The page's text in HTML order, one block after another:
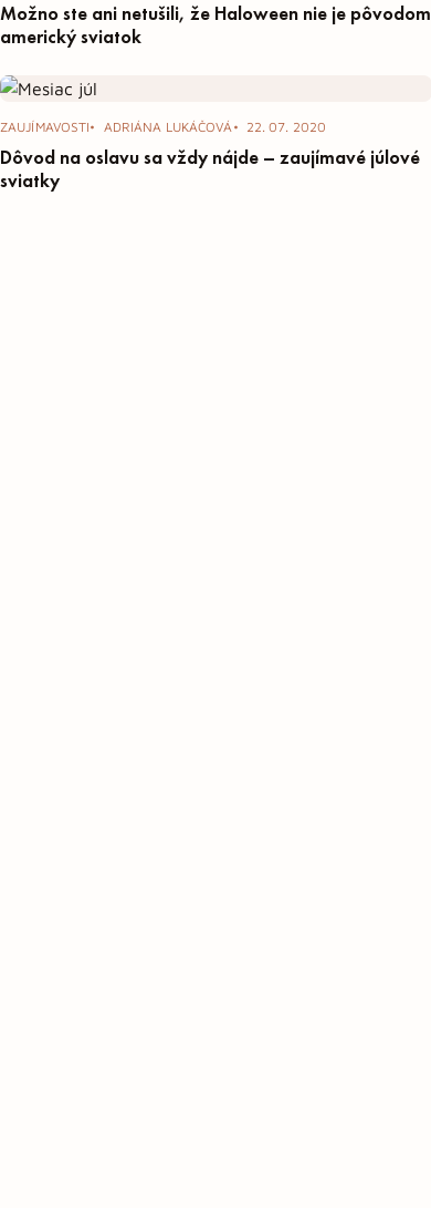
Možno ste ani netušili, že Haloween nie je pôvodom
americký sviatok
ZAUJÍMAVOSTI ADRIÁNA LUKÁČOVÁ 22. 07. 2020
Dôvod na oslavu sa vždy nájde – zaujímavé júlové
sviatky